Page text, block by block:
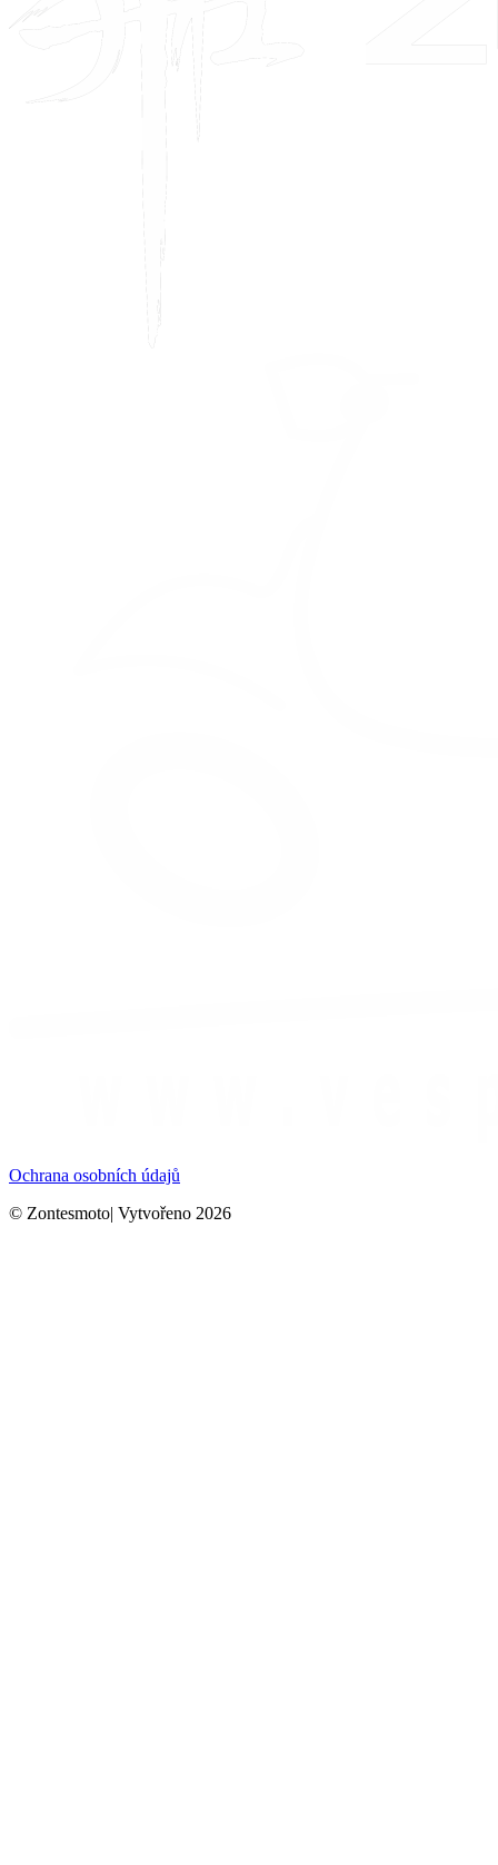
Ochrana osobních údajů
© Zontesmoto| Vytvořeno 2026